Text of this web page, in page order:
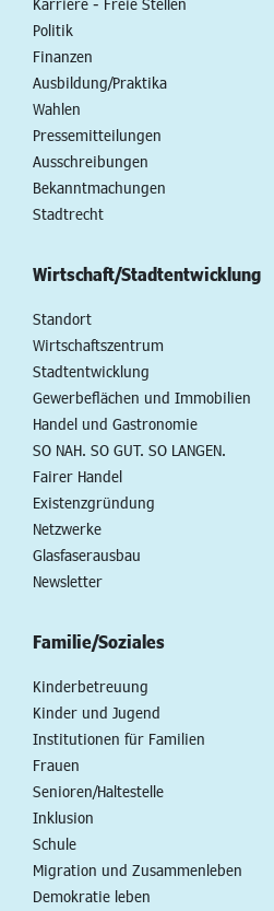
Politik
Finanzen
Ausbildung/Praktika
Wahlen
Pressemitteilungen
Ausschreibungen
Bekanntmachungen
Stadtrecht
Wirtschaft/Stadtentwicklung
Standort
Wirtschaftszentrum
Stadtentwicklung
Gewerbeflächen und Immobilien
Handel und Gastronomie
SO NAH. SO GUT. SO LANGEN.
Fairer Handel
Existenzgründung
Netzwerke
Glasfaserausbau
Newsletter
Familie/Soziales
Kinderbetreuung
Kinder und Jugend
Institutionen für Familien
Frauen
Senioren/Haltestelle
Inklusion
Schule
Migration und Zusammenleben
Demokratie leben